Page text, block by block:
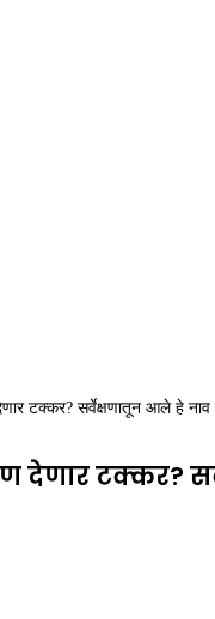
टक्कर? सर्वेक्षणातून आले हे नाव
देणार टक्कर?